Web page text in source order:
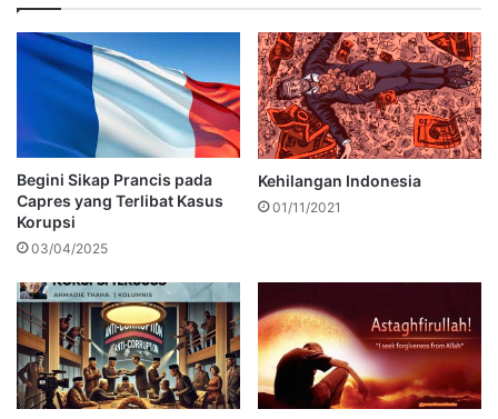
Begini Sikap Prancis pada
Capres yang Terlibat Kasus
Korupsi
03/04/2025
Kehilangan Indonesia
01/11/2021